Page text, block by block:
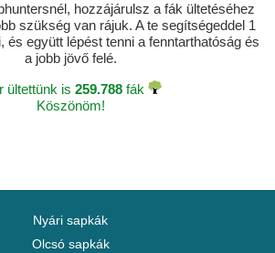
hozzájárulsz a fák ültetéséhez
szükség van rájuk. A te segítségeddel 1
és együtt lépést tenni a fenntarthatóság és
a jobb jövő felé.
ültettünk is 259.788fák
Köszönöm!
Nyári sapkák
Olcsó sapkák